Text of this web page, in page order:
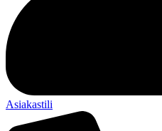
Asiakastili